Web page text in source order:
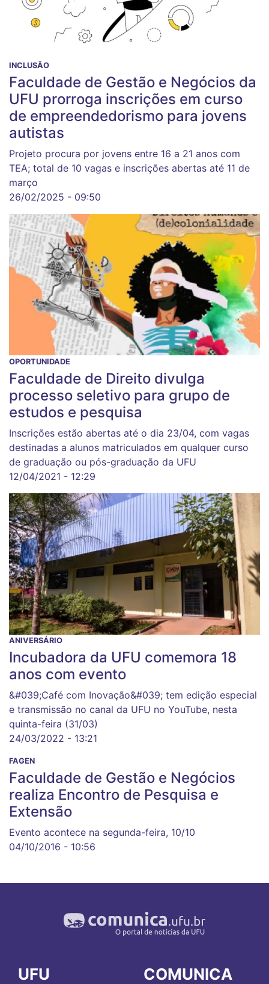
INCLUSÃO
Faculdade de Gestão e Negócios da
UFU prorroga inscrições em curso
de empreendedorismo para jovens
autistas
Projeto procura por jovens entre 16 a 21 anos com
TEA; total de 10 vagas e inscrições abertas até 11 de
março
26/02/2025 - 09:50
OPORTUNIDADE
Faculdade de Direito divulga
processo seletivo para grupo de
estudos e pesquisa
Inscrições estão abertas até o dia 23/04, com vagas
destinadas a alunos matriculados em qualquer curso
de graduação ou pós-graduação da UFU
12/04/2021 - 12:29
ANIVERSÁRIO
Incubadora da UFU comemora 18
anos com evento
&#039;Café com Inovação&#039; tem edição especial
e transmissão no canal da UFU no YouTube, nesta
quinta-feira (31/03)
24/03/2022 - 13:21
FAGEN
Faculdade de Gestão e Negócios
realiza Encontro de Pesquisa e
Extensão
Evento acontece na segunda-feira, 10/10
04/10/2016 - 10:56
UFU COMUNICA